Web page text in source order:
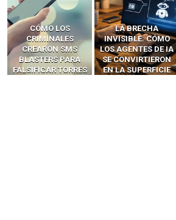
LA BRECHA
INVISIBLE: CÓMO
LOS AGENTES DE IA
SE CONVIRTIERON
EN LA SUPERFICIE
OLVIDA
METASPLOIT: CÓMO
PREDATOR HACKEA
CUALQUIER MÓVIL
CON ATAQUES